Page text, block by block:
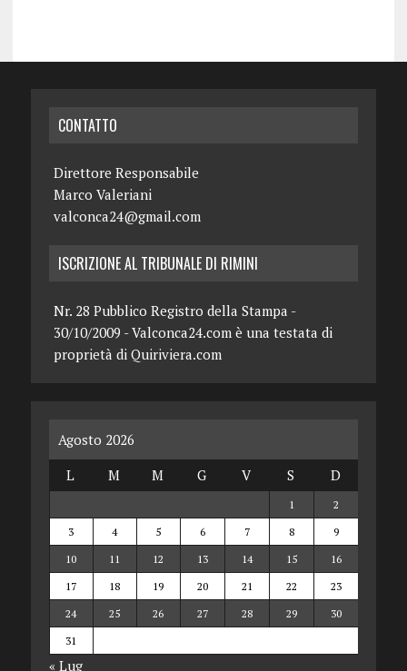
CONTATTO
Direttore Responsabile
Marco Valeriani
valconca24@gmail.com
ISCRIZIONE AL TRIBUNALE DI RIMINI
Nr. 28 Pubblico Registro della Stampa -
30/10/2009 - Valconca24.com è una testata di
proprietà di Quiriviera.com
Agosto 2026
L
M M G V S D
1
2
3
4 5 6 7 8
9
10
11 12 13 14 15
16
17
18 19 20 21 22
23
24
25 26 27 28 29
30
31
« Lug